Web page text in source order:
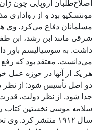
اصلاح‌طلبان اروپایی چون
مونتسکیو بود و از
مسلمانان دفاع می‌کرد. وی
شرقی مانند ابن رشد، ابن
داشت. به سوسیالیسم باور
می‌دانست. معتقد بود که رفع
هر یک از آنها در حوزه عمل
دو اصل تأسیس شود: از نظر
جدا شود. از نظر دولت،
سلامه موسی نخستین کتاب
سال ۱۹۱۲ منتشر